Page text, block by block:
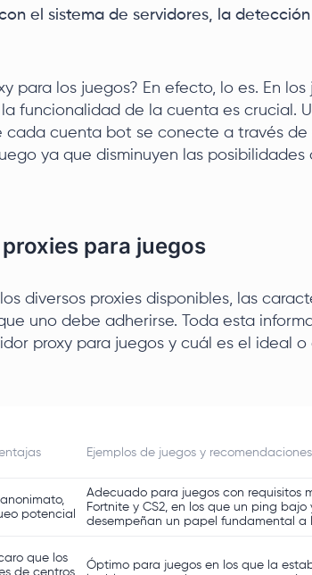
el sistema de servidores, la
para los juegos? En efecto, lo es. En los
funcionalidad de la cuenta es crucial.
cuenta bot se conecte a través de
ya que disminuyen las posibilidades
para juegos
diversos proxies disponibles, las
uno debe adherirse. Toda esta
proxy para juegos y cuál es el ideal
Ejemplos de juegos y recomendaciones
potencial
Adecuado para juegos con requisitos
Fortnite y CS2, en los que un ping
desempeñan un papel fundamental a
que los
de centros
Óptimo para juegos en los que la